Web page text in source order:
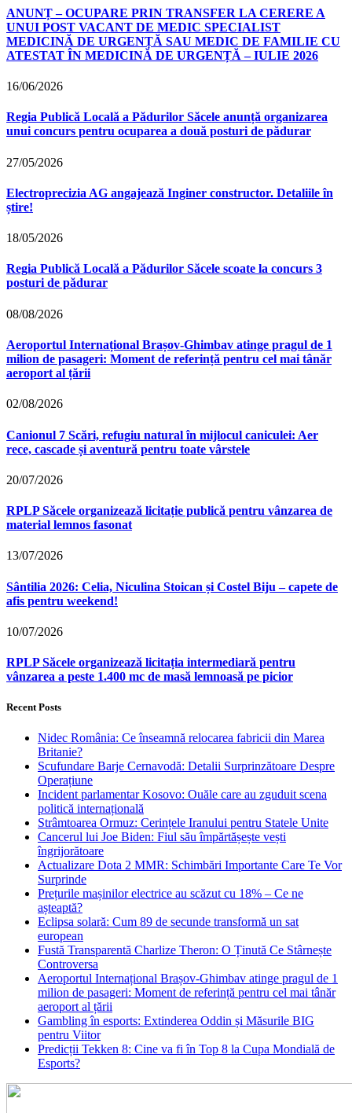
ANUNȚ – OCUPARE PRIN TRANSFER LA CERERE A
UNUI POST VACANT DE MEDIC SPECIALIST
MEDICINĂ DE URGENȚĂ SAU MEDIC DE FAMILIE CU
ATESTAT ÎN MEDICINĂ DE URGENȚĂ – IULIE 2026
16/06/2026
Regia Publică Locală a Pădurilor Săcele anunță organizarea
unui concurs pentru ocuparea a două posturi de pădurar
27/05/2026
Electroprecizia AG angajează Inginer constructor. Detaliile în
știre!
18/05/2026
Regia Publică Locală a Pădurilor Săcele scoate la concurs 3
posturi de pădurar
08/08/2026
Aeroportul Internațional Brașov‑Ghimbav atinge pragul de 1
milion de pasageri: Moment de referință pentru cel mai tânăr
aeroport al țării
02/08/2026
Canionul 7 Scări, refugiu natural în mijlocul caniculei: Aer
rece, cascade și aventură pentru toate vârstele
20/07/2026
RPLP Săcele organizează licitație publică pentru vânzarea de
material lemnos fasonat
13/07/2026
Sântilia 2026: Celia, Niculina Stoican și Costel Biju – capete de
afis pentru weekend!
10/07/2026
RPLP Săcele organizează licitația intermediară pentru
vânzarea a peste 1.400 mc de masă lemnoasă pe picior
Recent Posts
Nidec România: Ce înseamnă relocarea fabricii din Marea
Britanie?
Scufundare Barje Cernavodă: Detalii Surprinzătoare Despre
Operațiune
Incident parlamentar Kosovo: Ouăle care au zguduit scena
politică internațională
Strâmtoarea Ormuz: Cerințele Iranului pentru Statele Unite
Cancerul lui Joe Biden: Fiul său împărtășește vești
îngrijorătoare
Actualizare Dota 2 MMR: Schimbări Importante Care Te Vor
Surprinde
Prețurile mașinilor electrice au scăzut cu 18% – Ce ne
așteaptă?
Eclipsa solară: Cum 89 de secunde transformă un sat
european
Fustă Transparentă Charlize Theron: O Ținută Ce Stârnește
Controversa
Aeroportul Internațional Brașov‑Ghimbav atinge pragul de 1
milion de pasageri: Moment de referință pentru cel mai tânăr
aeroport al țării
Gambling în esports: Extinderea Oddin și Măsurile BIG
pentru Viitor
Predicții Tekken 8: Cine va fi în Top 8 la Cupa Mondială de
Esports?